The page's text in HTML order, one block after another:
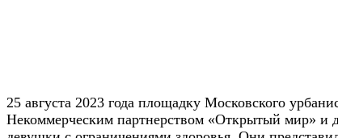
25 августа 2023 года площадку Московского
Некоммерческим партнерством «Открытый мир»